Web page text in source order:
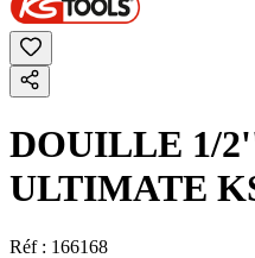
DOUILLE 1/
ULTIMATE
Réf : 166168